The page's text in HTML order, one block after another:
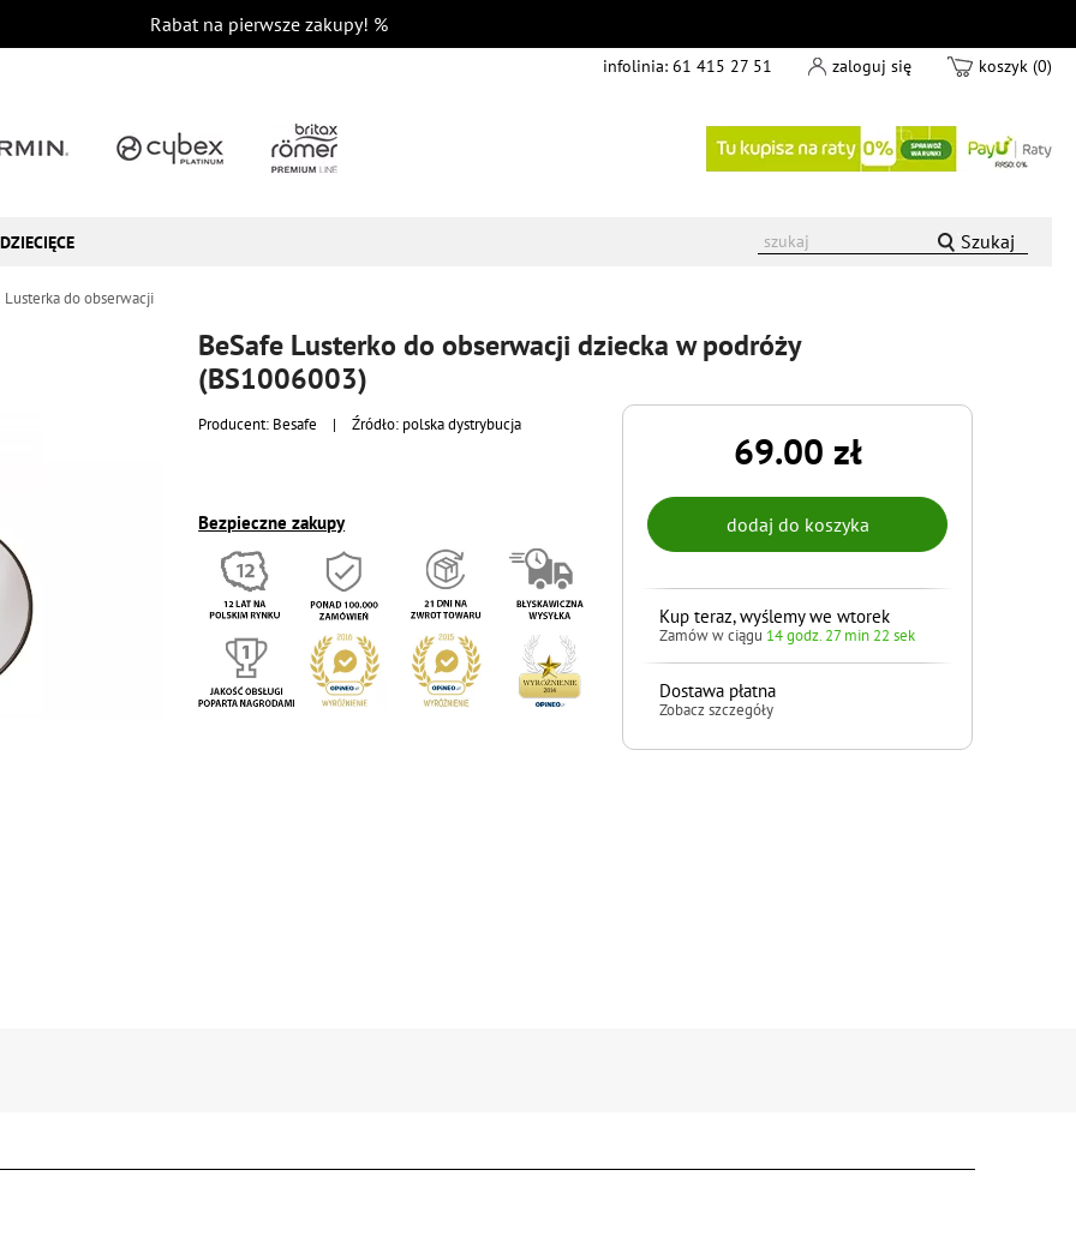
Rabat na pierwsze zakupy! %
infolinia: 61 415 27 51 zaloguj się koszyk (0)
Szukaj
Lusterka do obserwacji
BeSafe Lusterko do obserwacji dziecka w podróży
(BS1006003)
Producent: Besafe | Źródło: polska dystrybucja
Bezpieczne zakupy
69.00 zł
Kup teraz, wyślemy we wtorek
Zamów w ciągu 14 godz. 27 min 21 sek
Dostawa płatna
Zobacz szczegóły